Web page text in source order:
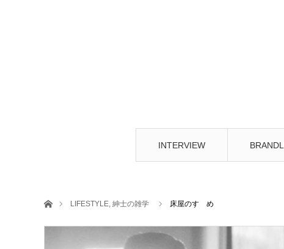
INTERVIEW
ホームLIFESTYLE, 紳士の雑学 床屋のすゝめ